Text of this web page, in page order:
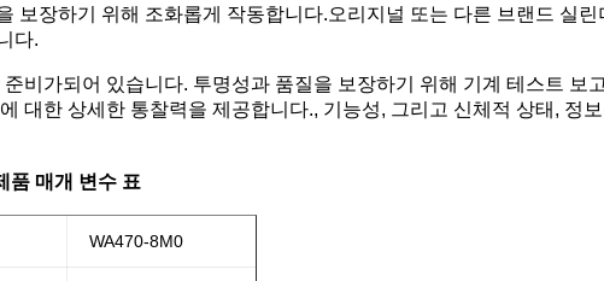
보장하기 위해 조화롭게 작동합니다.오리지널 또는 다른 브랜드 실
다.
비가되어 있습니다. 투명성과 품질을 보장하기 위해 기계 테스트 보
대한 상세한 통찰력을 제공합니다., 기능성, 그리고 신체적 상태, 정
품 매개 변수 표
WA470-8M0